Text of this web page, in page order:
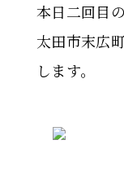
本日二回目
太田市末広
します。